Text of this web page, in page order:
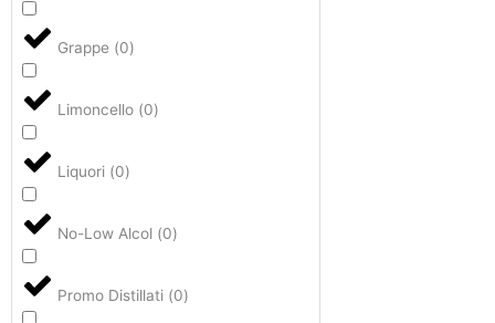
Grappe (0)
Limoncello (0)
Liquori (0)
No-Low Alcol (0)
Promo Distillati (0)